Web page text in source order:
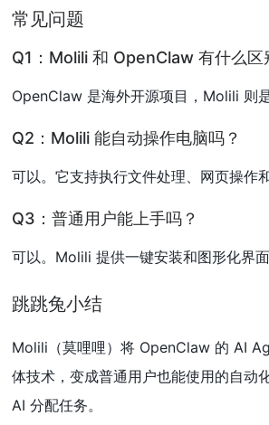
常见问题
Q1：Molili 和 OpenClaw 有什么区
OpenClaw 是海外开源项目，Molili 则
Q2：Molili 能自动操作电脑吗？
可以。它支持执行文件处理、网页操作
Q3：普通用户能上手吗？
可以。Molili 提供一键安装和图形化界
跳跳兔小结
Molili（莫哩哩）将 OpenClaw 的 AI
体技术，变成普通用户也能使用的自动
AI 分配任务。